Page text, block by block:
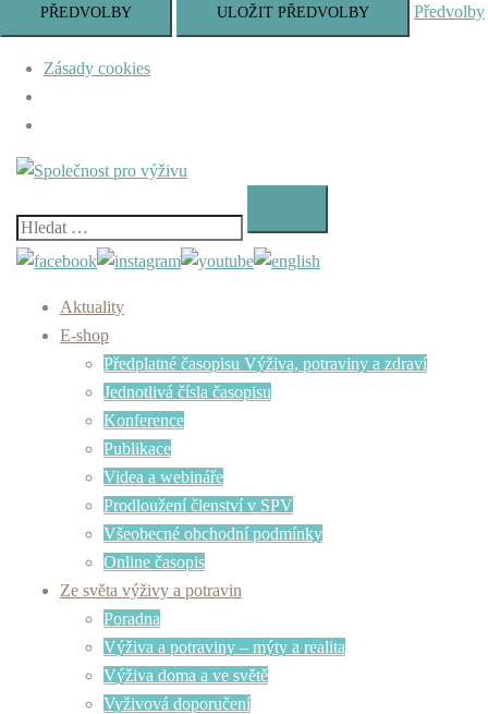
PŘEDVOLBY ULOŽIT PŘEDVOLBY Předvolby
Zásady cookies
Skip
content
Vyhledávání
Aktuality
E-shop
Předplatné časopisu Výživa, potraviny a zdraví
Jednotlivá čísla časopisu
Konference
Publikace
Videa a webináře
Prodloužení členství v SPV
Všeobecné obchodní podmínky
Online časopis
Ze světa výživy a potravin
Poradna
Výživa a potraviny – mýty a realita
Výživa doma a ve světě
Vyživová doporučení